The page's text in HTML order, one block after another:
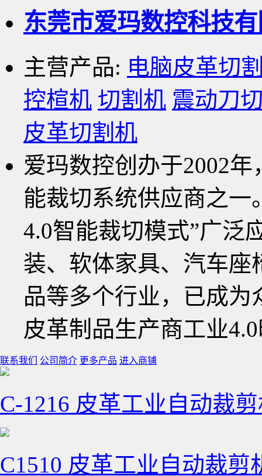
东莞市爱玛数控科技
主营产品: 电脑皮革切
控楦机 切割机 震动刀
皮革切割机
爱玛数控创办于2002
能裁切系统供应商之一
4.0智能裁切模式”广泛
装、软体家具、汽车座
品等多个行业，已成为
皮革制品生产商工业
联系我们 公司简介 更多产品 进入商铺
C-1216 皮革工业自动裁
C1510 皮革工业自动裁